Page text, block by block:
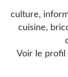
culture,
cuisine,
Voir le profil